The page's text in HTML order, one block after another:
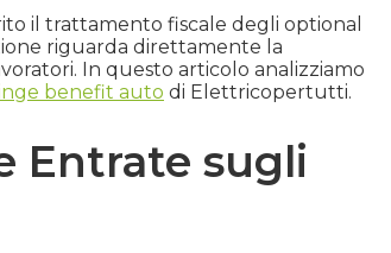
il trattamento fiscale degli optional
riguarda direttamente la
In questo articolo analizziamo
benefit auto di Elettricopertutti.
Entrate sugli